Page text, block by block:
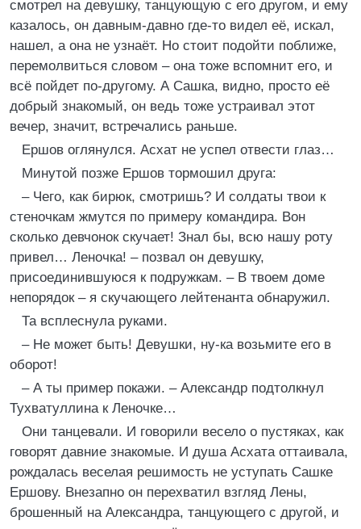
смотрел на девушку, танцующую с его другом, и ему
казалось, он давным-давно где-то видел её, искал,
нашел, а она не узнаёт. Но стоит подойти поближе,
перемолвиться словом – она тоже вспомнит его, и
всё пойдет по-другому. А Сашка, видно, просто её
добрый знакомый, он ведь тоже устраивал этот
вечер, значит, встречались раньше.
Ершов оглянулся. Асхат не успел отвести глаз…
Минутой позже Ершов тормошил друга:
– Чего, как бирюк, смотришь? И солдаты твои к
стеночкам жмутся по примеру командира. Вон
сколько девчонок скучает! Знал бы, всю нашу роту
привел… Леночка! – позвал он девушку,
присоединившуюся к подружкам. – В твоем доме
непорядок – я скучающего лейтенанта обнаружил.
Та всплеснула руками.
– Не может быть! Девушки, ну-ка возьмите его в
оборот!
– А ты пример покажи. – Александр подтолкнул
Тухватуллина к Леночке…
Они танцевали. И говорили весело о пустяках, как
говорят давние знакомые. И душа Асхата оттаивала,
рождалась веселая решимость не уступать Сашке
Ершову. Внезапно он перехватил взгляд Лены,
брошенный на Александра, танцующего с другой, и